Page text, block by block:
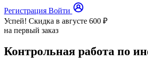
Регистрация Войти
Успей! Скидка в августе 600 ₽
на первый заказ
Контрольная работа по